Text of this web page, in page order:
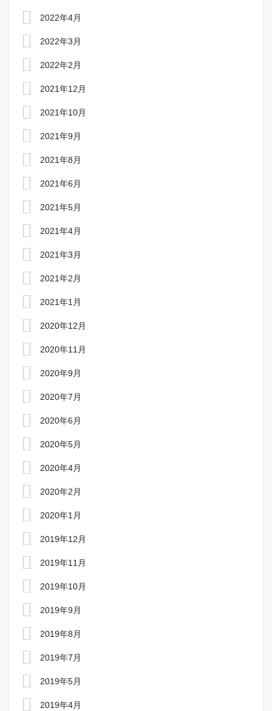
2022年4月
2022年3月
2022年2月
2021年12月
2021年10月
2021年9月
2021年8月
2021年6月
2021年5月
2021年4月
2021年3月
2021年2月
2021年1月
2020年12月
2020年11月
2020年9月
2020年7月
2020年6月
2020年5月
2020年4月
2020年2月
2020年1月
2019年12月
2019年11月
2019年10月
2019年9月
2019年8月
2019年7月
2019年5月
2019年4月